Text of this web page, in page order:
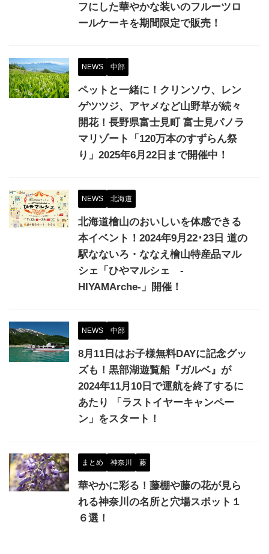
フにした華やかな装いのフルーツロ
ールケーキを期間限定で販売！
NEWS 中部
ペットと一緒に！クリンソウ、レン
ゲツツジ、アヤメなど山野草が続々
開花！長野県富士見町 富士見パノラ
マリゾート「120万本のすずらん祭
り」2025年6月22日まで開催中！
NEWS 北海道
北海道檜山のおいしいを体感できる
本イベント！2024年9月22･23日 道の
駅なないろ・ななえ檜山特産品マル
シェ「ひやマルシェ -
HIYAMArche-」開催！
NEWS 中部
8月11日はお子様無料DAYに記念グッ
ズも！黒部湖遊覧船『ガルベ』が
2024年11月10日で運航を終了するに
あたり 「ラストイヤーキャンペー
ン」をスタート！
まとめ 神奈川 藤
華やかに彩る！藤棚や藤の花が見ら
れる神奈川の名所と穴場スポット１
６選！